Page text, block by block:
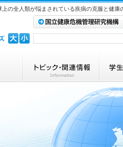
の全人類が悩まされている疾病の克服と健康